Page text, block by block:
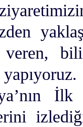
veren,
İlk